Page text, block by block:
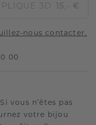
3D 15,- €
nous contacter.
00
vous n’êtes pas
votre bijou